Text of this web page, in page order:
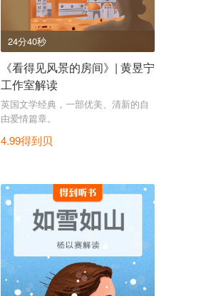
24分40秒
《看得见风景的房间》| 黄昱宁
工作室解读
英国文学经典，一部优美、清新的自
由爱情篇章。
4.99得到贝